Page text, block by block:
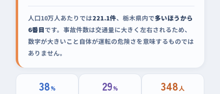
人口10万人あたりでは221.1件、栃木県内で多いほうから
6番目です。事故件数は交通量に大きく左右されるため、
数字が大きいこと自体が運転の危険さを意味するものでは
ありません。
38% 29% 348人